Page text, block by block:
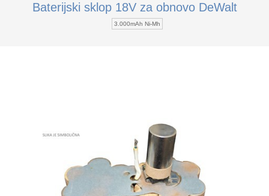
Baterijski sklop 18V za obnovo DeWalt
3.000mAh Ni-Mh